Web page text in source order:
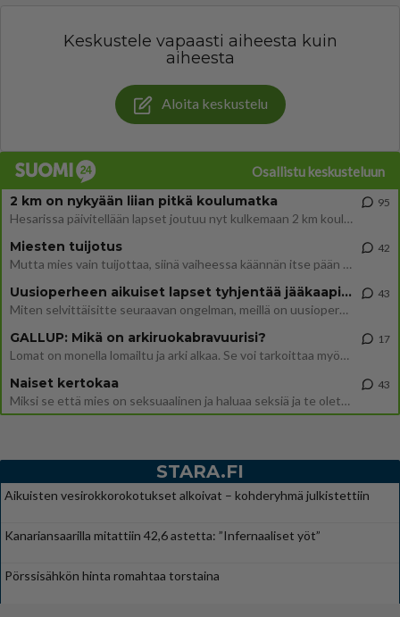
Keskustele vapaasti aiheesta kuin
aiheesta
Aloita keskustelu
Osallistu keskusteluun
2 km on nykyään liian pitkä koulumatka
Hesarissa päivitellään lapset joutuu nyt kulkemaan 2 km kouluun jösses. Ruostefillarilla tuo matka menee vaikka miten äk
95
Miesten tuijotus
Mutta mies vain tuijottaa, siinä vaiheessa käännän itse pään pois. Mikä juttu? Yleensä jos joku tuijottaa tai katsoo, hä
42
Uusioperheen aikuiset lapset tyhjentää jääkaapin käydessään
Miten selvittäisitte seuraavan ongelman, meillä on uusioperhe, minulla teini-ikäiset lapset ja puolisolla aikuiset, jotk
43
GALLUP: Mikä on arkiruokabravuurisi?
Lomat on monella lomailtu ja arki alkaa. Se voi tarkoittaa myös sitä, että grillailut on grillattu ja palataan arjen ruo
17
Naiset kertokaa
Miksi se että mies on seksuaalinen ja haluaa seksiä ja te olette hänen mielestänne haluttava on vastenmielistä? Mikä sii
43
STARA.FI
Aikuisten vesirokkorokotukset alkoivat – kohderyhmä julkistettiin
Kanariansaarilla mitattiin 42,6 astetta: ”Infernaaliset yöt”
Pörssisähkön hinta romahtaa torstaina